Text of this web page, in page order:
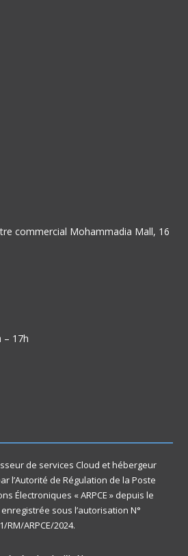
commercial Mohammadia Mall, 16
– 17h
de services Cloud et hébergeur
l’Autorité de Régulation de la Poste
Électroniques « ARPCE » depuis le
sous l’autorisation N°
RM/ARPCE/2024.